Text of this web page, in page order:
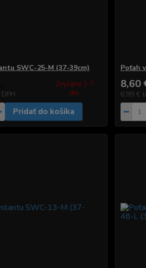
SWC-25-M (37-39cm)
Zvyčajne 2-7
dni.
Pridať do košíka
Poťah
8,60
6,99 €